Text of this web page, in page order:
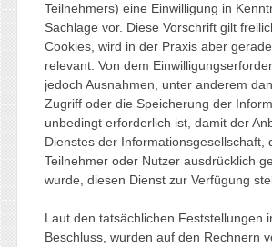
Teilnehmers) eine Einwilligung in
Sachlage vor. Diese Vorschrift gilt
Cookies, wird in der Praxis aber
relevant. Von dem
jedoch Ausnahmen, unter anderem
Zugriff oder die Speicherung der
unbedingt erforderlich ist, damit der
Dienstes der Informationsgesellschaft,
Teilnehmer oder Nutzer ausdrücklich
wurde, diesen Dienst zur Verfügung
Laut den tatsächlichen Feststellungen
Beschluss, wurden auf den Rechnern